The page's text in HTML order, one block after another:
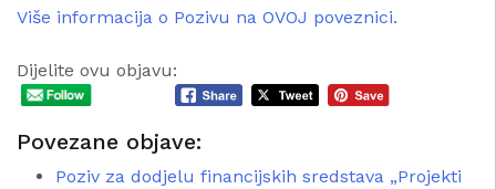
Više informacija o Pozivu na OVOJ poveznici.
Dijelite ovu objavu:
Povezane objave:
Poziv za dodjelu financijskih sredstava „Projekti